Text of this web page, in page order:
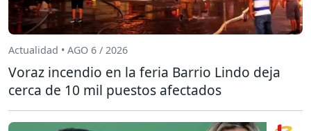
Actualidad • AGO 6 / 2026
Voraz incendio en la feria Barrio Lindo deja
cerca de 10 mil puestos afectados